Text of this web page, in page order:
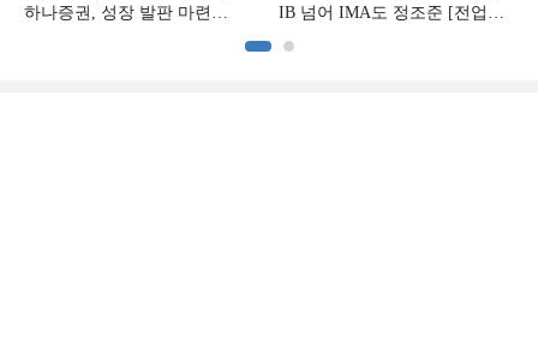
하나증권, 성장 발판 마련
IB 넘어 IMA도 정조준 [전업계